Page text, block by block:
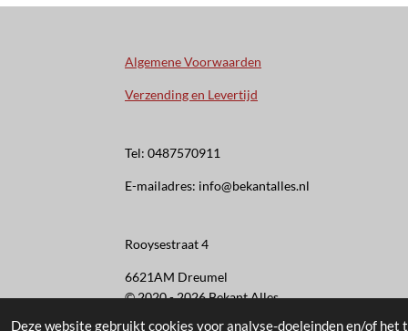
Deze website gebruikt cookies voor analyse-doeleinden en/of
Algemene Voorwaarden
Verzending en Levertijd
Tel: 0487570911
E-mailadres: info@bekantalles.nl
Rooysestraat 4
6621AM Dreumel
© 2020 - 2026 Bekant Alles